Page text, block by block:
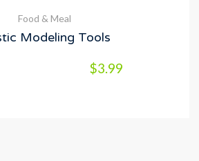
Food & Meal
Modeling Tools
$3.99